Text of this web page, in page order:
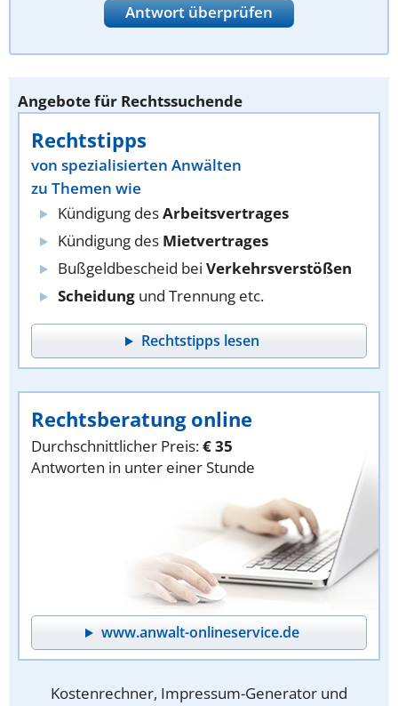
Antwort überprüfen
Angebote für Rechtssuchende
Rechtstipps
von spezialisierten Anwälten
zu Themen wie
Kündigung desArbeitsvertrages
Kündigung des Mietvertrages
Bußgeldbescheid bei Verkehrsverstößen
Scheidung und Trennung etc.
Rechtstipps lesen
Rechtsberatung online
Durchschnittlicher Preis:€ 35
Antworten in unter einer Stunde
www.anwalt-onlineservice.de
Kostenrechner, Impressum-Generator und